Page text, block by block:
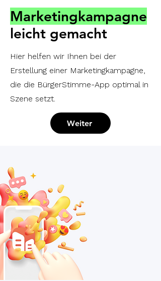
Marketingkampagne
leicht gemacht
Hier helfen wir Ihnen bei der
Erstellung einer Marketingkampagne,
die die BürgerStimme-App optimal in
Szene setzt.
Weiter